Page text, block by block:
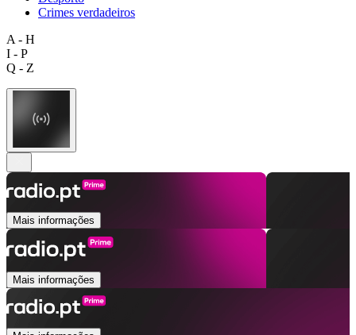
Crimes verdadeiros
A - H
I - P
Q - Z
Mais informações
Mais informações